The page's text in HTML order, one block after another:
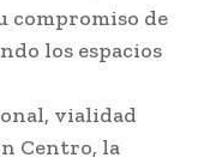
compromiso de
los espacios
vialidad
Centro, la